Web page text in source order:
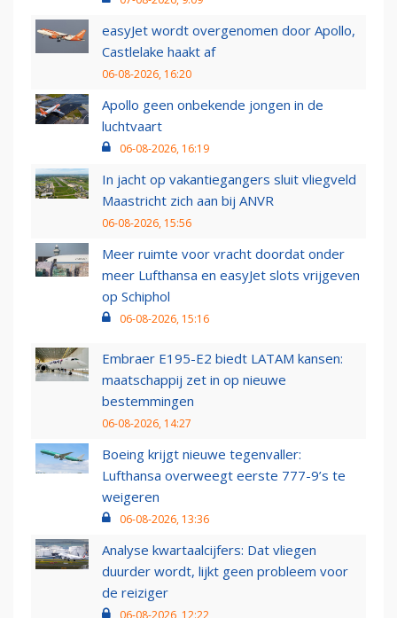
easyJet wordt overgenomen door Apollo,
Castlelake haakt af
06-08-2026, 16:20
Apollo geen onbekende jongen in de
luchtvaart
06-08-2026, 16:19
In jacht op vakantiegangers sluit vliegveld
Maastricht zich aan bij ANVR
06-08-2026, 15:56
Meer ruimte voor vracht doordat onder
meer Lufthansa en easyJet slots vrijgeven
op Schiphol
06-08-2026, 15:16
Embraer E195-E2 biedt LATAM kansen:
maatschappij zet in op nieuwe
bestemmingen
06-08-2026, 14:27
Boeing krijgt nieuwe tegenvaller:
Lufthansa overweegt eerste 777-9’s te
weigeren
06-08-2026, 13:36
Analyse kwartaalcijfers: Dat vliegen
duurder wordt, lijkt geen probleem voor
de reiziger
06-08-2026, 12:22